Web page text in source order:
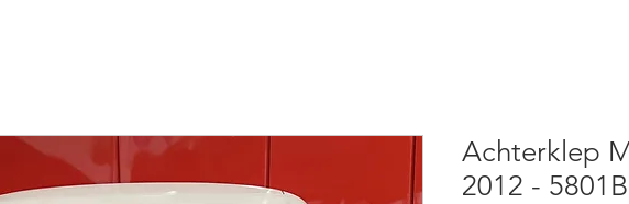
Achterklep
2012 -